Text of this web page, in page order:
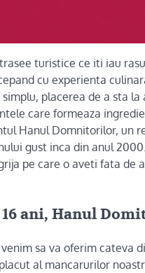
turistice ce iti iau
cu experienta
placerea de a sta la
care formeaza
Hanul Domnitorilor, un
gust inca din anul
pe care o aveti fata de
ani, Hanul
sa va oferim cateva
al mancarurilor